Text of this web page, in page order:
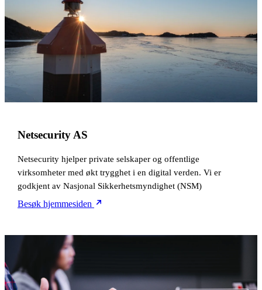
Netsecurity AS
Netsecurity hjelper private selskaper og offentlige
virksomheter med økt trygghet i en digital verden. Vi er
godkjent av Nasjonal Sikkerhetsmyndighet (NSM)
Besøk hjemmesiden